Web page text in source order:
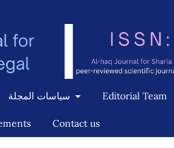
Editorial Team
Contact us